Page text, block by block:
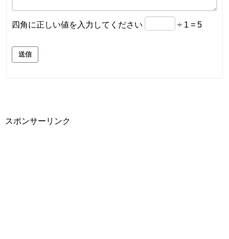
四角に正しい値を入力してください ÷ 1 = 5
送信
スポンサーリンク